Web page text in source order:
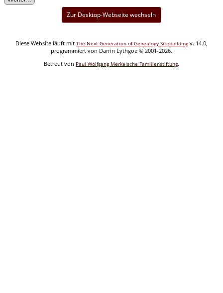
Zur Desktop-Webseite wechseln
Diese Website läuft mit The Next Generation of Genealogy Sitebuildingv. 14.0,
programmiert von Darrin Lythgoe © 2001-2026.
Betreut von Paul Wolfgang Merkelsche Familienstiftung.